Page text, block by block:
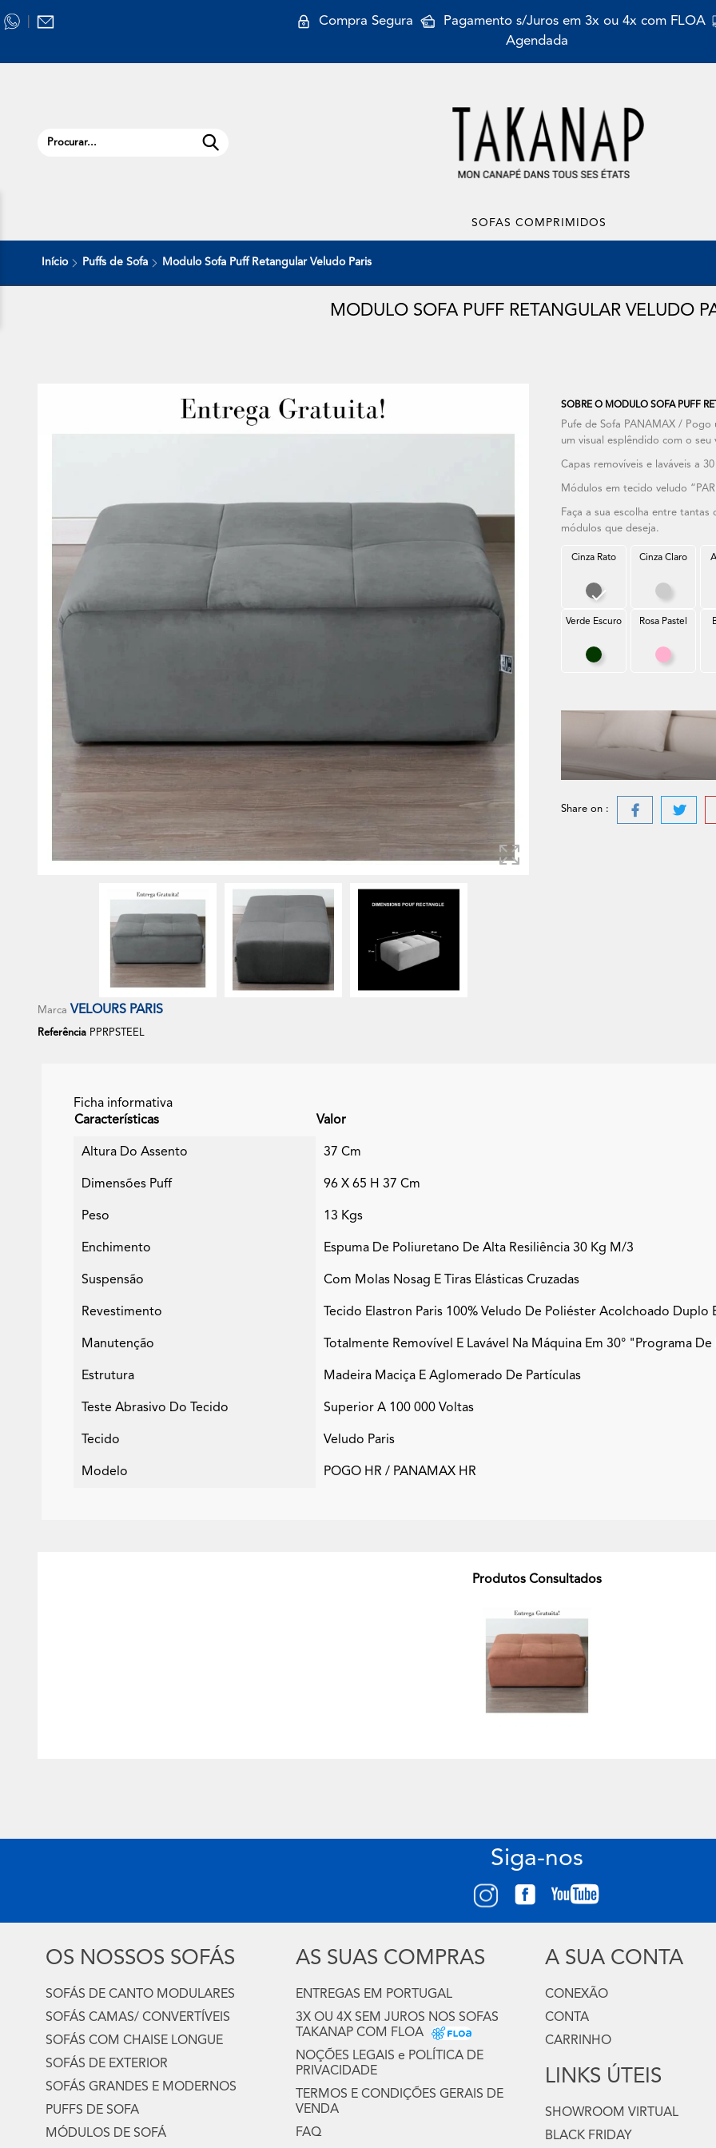
Compra Segura Pagamento s/Juros em 3x ou 4x com FLOA
Agendada
SOFAS COMPRIMIDOS
Início Puffs de Sofa Modulo Sofa Puff Retangular Veludo Paris
MODULO SOFA PUFF RETANGULAR VELUDO
SOBRE O MODULO SOFA PUFF
Pufe de Sofa PANAMAX /
um visual esplêndido com o seu
Capas removíveis e laváveis a 30
Módulos em tecido veludo
Faça a sua escolha entre
módulos que deseja.
Cinza Rato
Cinza Rato
Cinza Claro
Verde Escuro
Verde Escuro
Rosa Pastel
Rosa
Share on :
Marca VELOURS PARIS
Referência PPRPSTEEL
Ficha informativa
Características
Valor
Altura Do Assento 37 Cm
Dimensões Puff 96 X 65 H 37 Cm
Peso 13 Kgs
Enchimento Espuma De Poliuretano De Alta Resiliência 30 Kg M/3
Suspensão Com Molas Nosag E Tiras Elásticas Cruzadas
Revestimento Tecido Elastron Paris 100% Veludo De Poliéster Acolchoado Duplo
Manutenção Totalmente Removível E Lavável Na Máquina Em 30° "programa De
Estrutura Madeira Maciça E Aglomerado De Partículas
Teste Abrasivo Do Tecido Superior A 100 000 Voltas
Tecido Veludo Paris
Modelo POGO HR / PANAMAX HR
Produtos Consultados
Siga-nos
OS NOSSOS SOFÁS
SOFÁS DE CANTO MODULARES
SOFÁS CAMAS/ CONVERTÍVEIS
SOFÁS COM CHAISE LONGUE
SOFÁS DE EXTERIOR
SOFÁS GRANDES E MODERNOS
PUFFS DE SOFA
MÓDULOS DE SOFÁ
AS SUAS COMPRAS
ENTREGAS EM PORTUGAL
3X OU 4X SEM JUROS NOS SOFAS
TAKANAP COM FLOA
NOÇÕES LEGAIS e POLÍTICA DE
PRIVACIDADE
TERMOS E CONDIÇÕES GERAIS DE
VENDA
FAQ
A SUA CONTA
CONEXÃO
CONTA
CARRINHO
LINKS ÚTEIS
SHOWROOM VIRTUAL
BLACK FRIDAY